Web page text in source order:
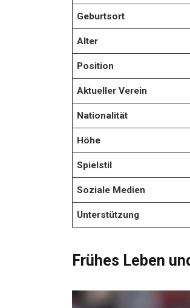
Geburtsort
Alter
Position
Aktueller Verein
Nationalität
Höhe
Spielstil
Soziale Medien
Unterstützung
Frühes Leben